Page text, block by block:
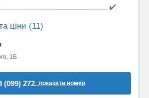
✔️
ціни (11)
1Б
(099) 272..показати номер